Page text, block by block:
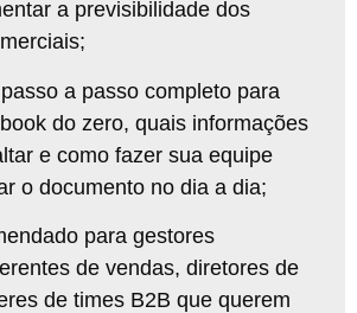
a previsibilidade dos
;
a passo completo para
do zero, quais informações
e como fazer sua equipe
o documento no dia a dia;
para gestores
de vendas, diretores de
de times B2B que querem